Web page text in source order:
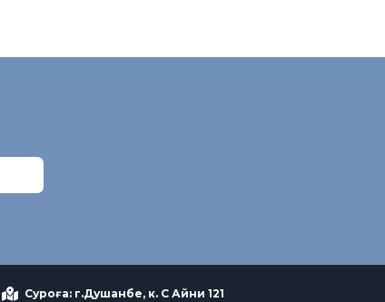
Суроға: г.Душанбе, к. С Айни 121